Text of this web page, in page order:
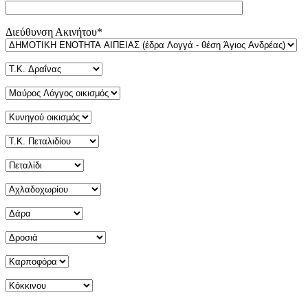
Διεύθυνση Ακινήτου*